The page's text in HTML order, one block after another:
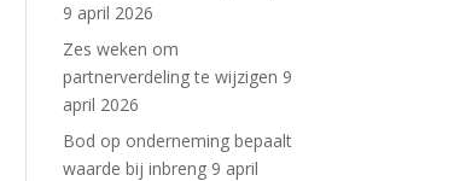
9 april 2026
Zes weken om
partnerverdeling te wijzigen 9
april 2026
Bod op onderneming bepaalt
waarde bij inbreng 9 april